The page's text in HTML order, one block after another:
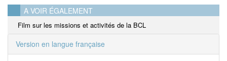
A VOIR ÉGALEMENT
Film sur les missions et activités de la BCL
Version en langue française